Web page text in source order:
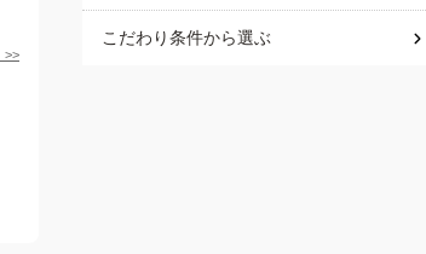
>>
こだわり条件から選ぶ